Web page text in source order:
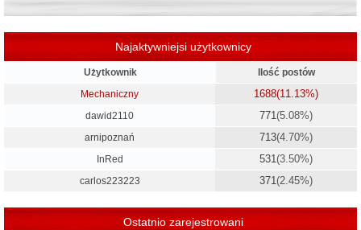
Najaktywniejsi użytkownicy
Użytkownik
Ilość postów
Mechaniczny
1688(11.13%)
dawid2110 771(5.08%)
arnipoznań 713(4.70%)
InRed 531(3.50%)
carlos223223 371(2.45%)
Ostatnio zarejestrowani